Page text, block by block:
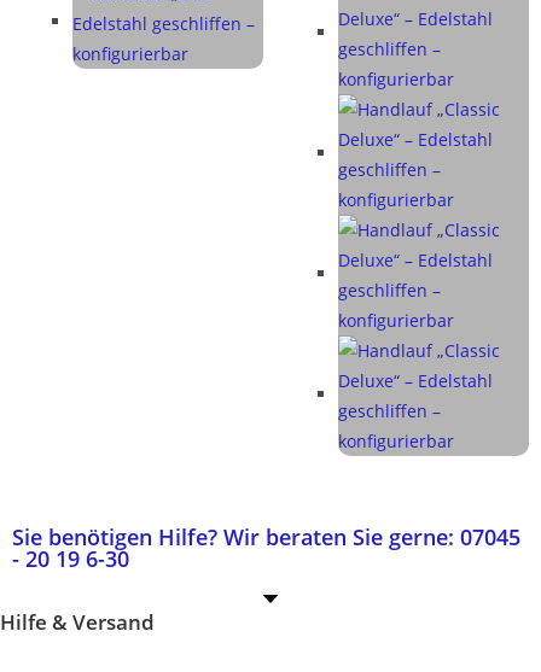
Sie benötigen Hilfe? Wir beraten Sie gerne: 07045
- 20 19 6-30
Hilfe & Versand